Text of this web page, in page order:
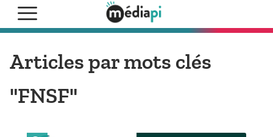
Articles par mots clés
"FNSF"